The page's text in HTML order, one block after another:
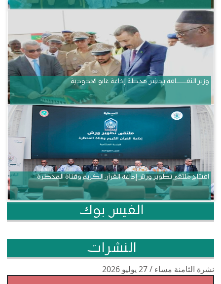
وزير الثقــــــــــافة يدشن محطة إذاعة غابو الحدودية
افتتاح ملتقى تطوير ورش إذاعة القرآن الكريم وقناة المحظرة
الفيس بوك
النشرات
نشرة الثامنة مساء / 27 يوليو 2026